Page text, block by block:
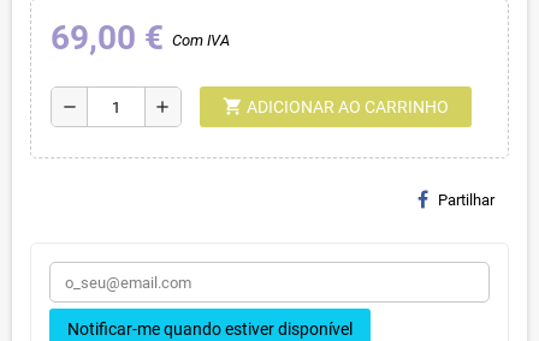
69,00 € Com IVA
remove add shopping_cart ADICIONAR AO CARRINHO
Partilhar
Notificar-me quando estiver disponível